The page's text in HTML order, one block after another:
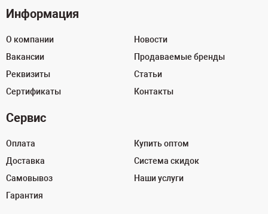
Информация
О компании
Вакансии
Реквизиты
Сертификаты
Новости
Продаваемые бренды
Статьи
Контакты
Сервис
Оплата
Доставка
Самовывоз
Гарантия
Купить оптом
Система скидок
Наши услуги